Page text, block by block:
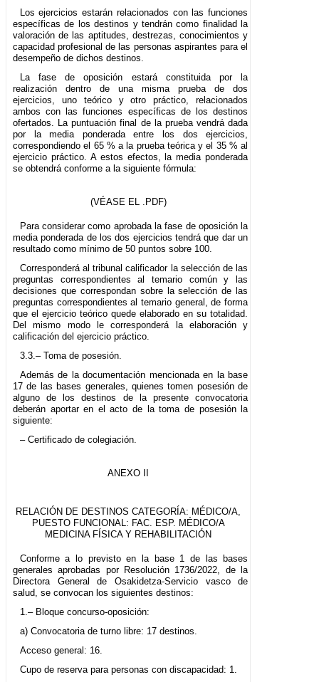
Los ejercicios estarán relacionados con las funciones
específicas de los destinos y tendrán como finalidad la
valoración de las aptitudes, destrezas, conocimientos y
capacidad profesional de las personas aspirantes para el
desempeño de dichos destinos.
La fase de oposición estará constituida por la
realización dentro de una misma prueba de dos
ejercicios, uno teórico y otro práctico, relacionados
ambos con las funciones específicas de los destinos
ofertados. La puntuación final de la prueba vendrá dada
por la media ponderada entre los dos ejercicios,
correspondiendo el 65 % a la prueba teórica y el 35 % al
ejercicio práctico. A estos efectos, la media ponderada
se obtendrá conforme a la siguiente fórmula:
(VÉASE EL .PDF)
Para considerar como aprobada la fase de oposición la
media ponderada de los dos ejercicios tendrá que dar un
resultado como mínimo de 50 puntos sobre 100.
Corresponderá al tribunal calificador la selección de las
preguntas correspondientes al temario común y las
decisiones que correspondan sobre la selección de las
preguntas correspondientes al temario general, de forma
que el ejercicio teórico quede elaborado en su totalidad.
Del mismo modo le corresponderá la elaboración y
calificación del ejercicio práctico.
3.3.– Toma de posesión.
Además de la documentación mencionada en la base
17 de las bases generales, quienes tomen posesión de
alguno de los destinos de la presente convocatoria
deberán aportar en el acto de la toma de posesión la
siguiente:
– Certificado de colegiación.
ANEXO II
RELACIÓN DE DESTINOS CATEGORÍA: MÉDICO/A,
PUESTO FUNCIONAL: FAC. ESP. MÉDICO/A
MEDICINA FÍSICA Y REHABILITACIÓN
Conforme a lo previsto en la base 1 de las bases
generales aprobadas por Resolución 1736/2022, de la
Directora General de Osakidetza-Servicio vasco de
salud, se convocan los siguientes destinos:
1.– Bloque concurso-oposición:
a) Convocatoria de turno libre: 17 destinos.
Acceso general: 16.
Cupo de reserva para personas con discapacidad: 1.